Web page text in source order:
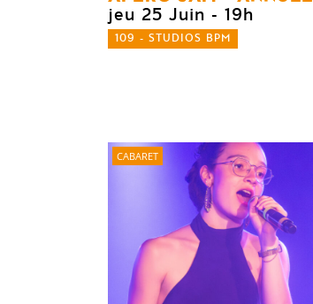
jeu 25 Juin - 19h
109 - STUDIOS BPM
CABARET